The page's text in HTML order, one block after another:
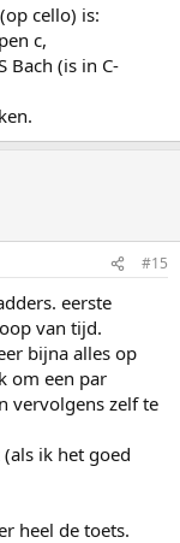
cello) is:
c,
Bach (is in C-
#15
eerste
van tijd.
bijna alles op
om een par
vervolgens zelf te
ik het goed
heel de toets.